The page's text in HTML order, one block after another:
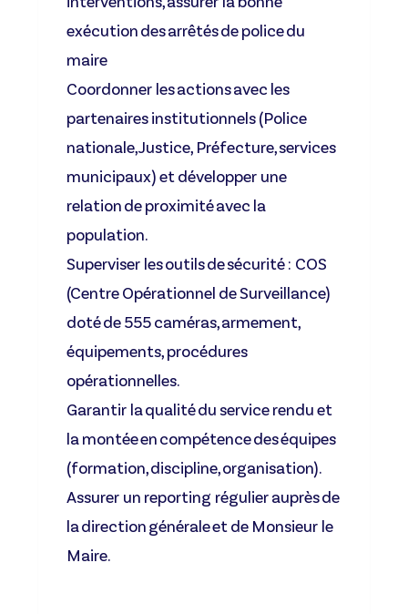
exécution des arrêtés de police du
maire
Coordonner les actions avec les
partenaires institutionnels(Police
nationale, Justice, Préfecture, services
municipaux) et développer une
relation de proximité avec la
population.
Superviser les outils de sécurité: COS
(Centre Opérationnel de Surveillance)
doté de 555 caméras, armement,
équipements, procédures
opérationnelles.
Garantir la qualité du service rendu et
la montée en compétence des équipes
(formation, discipline, organisation).
Assurer un reporting régulierauprès de
la direction générale et de Monsieur le
Maire.